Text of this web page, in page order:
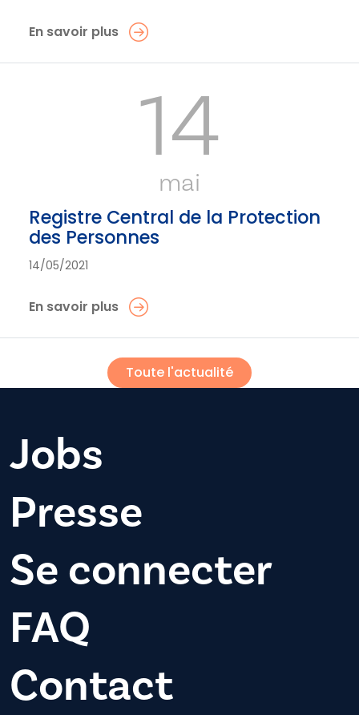
En savoir plus
14
mai
Registre Central de la Protection
des Personnes
14/05/2021
En savoir plus
Toute l'actualité
Jobs
Presse
Se connecter
FAQ
Contact